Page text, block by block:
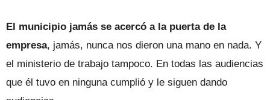
El municipio jamás se acercó a la puerta de la
empresa, jamás, nunca nos dieron una mano en nada. Y
el ministerio de trabajo tampoco. En todas las audiencias
que él tuvo en ninguna cumplió y le siguen dando